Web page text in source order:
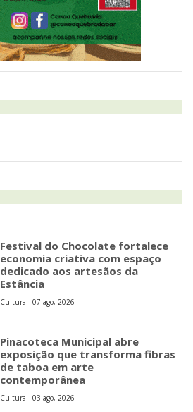
Festival do Chocolate fortalece
economia criativa com espaço
dedicado aos artesãos da
Estância
Cultura - 07 ago, 2026
Pinacoteca Municipal abre
exposição que transforma fibras
de taboa em arte
contemporânea
Cultura - 03 ago, 2026